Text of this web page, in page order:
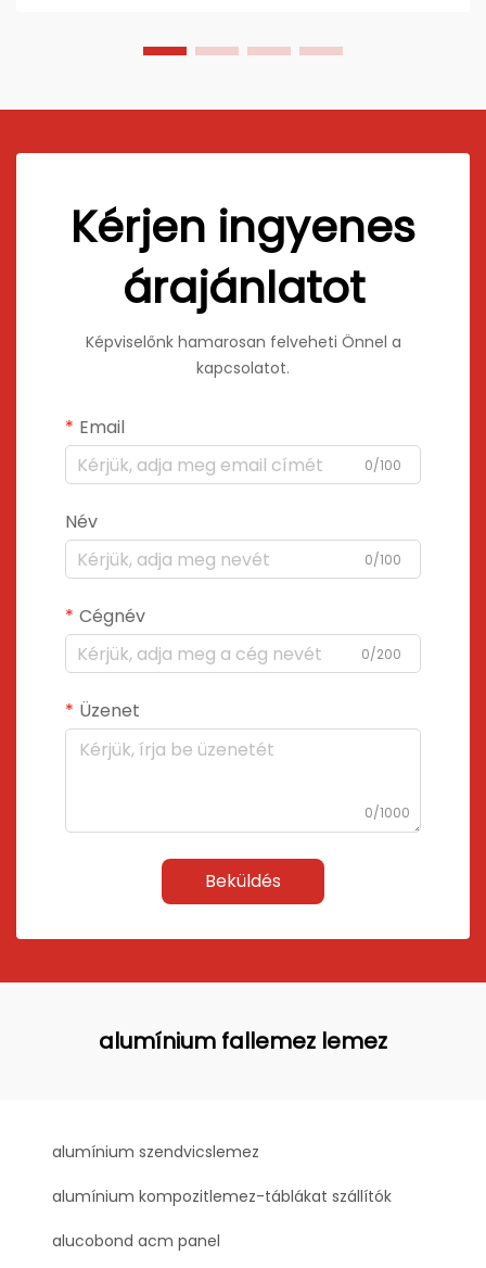
Kérjen ingyenes
árajánlatot
Képviselőnk hamarosan felveheti Önnel a
kapcsolatot.
Email
0/100
Név
0/100
Cégnév
0/200
Üzenet
0/1000
Beküldés
alumínium fallemez lemez
alumínium szendvicslemez
alumínium kompozitlemez-táblákat szállítók
alucobond acm panel